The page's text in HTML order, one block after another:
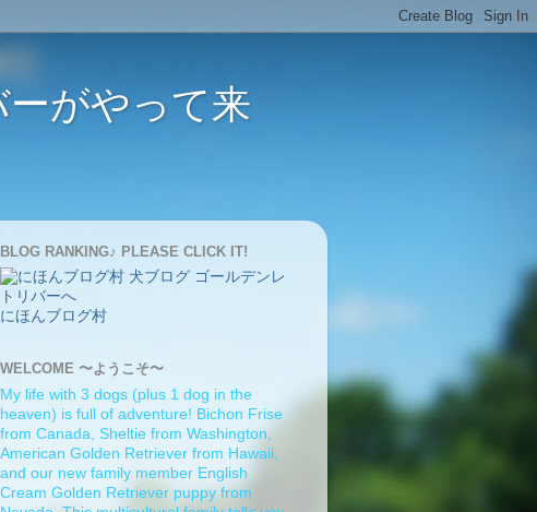
がやって来
BLOG RANKING♪ PLEASE CLICK IT!
にほんブログ村
WELCOME 〜ようこそ〜
My life with 3 dogs (plus 1 dog in the
heaven) is full of adventure! Bichon Frise
from Canada, Sheltie from Washington,
American Golden Retriever from Hawaii,
and our new family member English
Cream Golden Retriever puppy from